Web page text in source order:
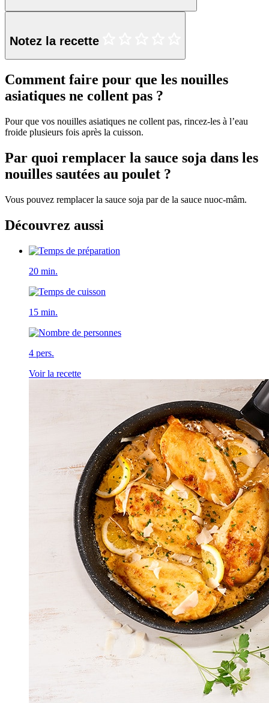
Notez la recette
Comment faire pour que les nouilles
asiatiques ne collent pas ?
Pour que vos nouilles asiatiques ne collent pas, rincez-les à l’eau
froide plusieurs fois après la cuisson.
Par quoi remplacer la sauce soja dans les
nouilles sautées au poulet ?
Vous pouvez remplacer la sauce soja par de la sauce nuoc-mâm.
Découvrez aussi
20 min.
15 min.
4 pers.
Voir la recette